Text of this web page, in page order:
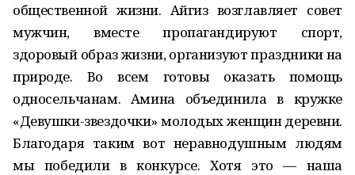
общественной жизни. Айгиз возглавляет совет
мужчин, вместе пропагандируют спорт,
здоровый образ жизни, организуют праздники на
природе. Во всем готовы оказать помощь
односельчанам. Амина объединила в кружке
«Девушки-звездочки» молодых женщин деревни.
Благодаря таким вот неравнодушным людям
мы победили в конкурсе. Хотя это — наша